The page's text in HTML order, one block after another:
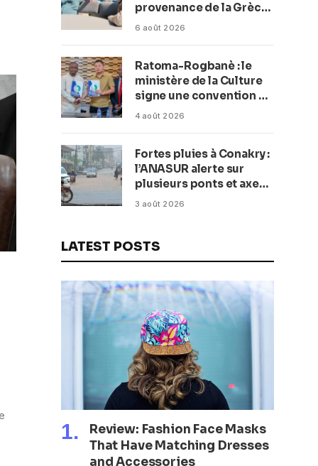
provenance de la Grèce
rassurent les Guinéens
6 août 2026
Ratoma-Rogbanè : le
ministère de la Culture
signe une convention de
42 millions de dollars
balnéaire
4 août 2026
Fortes pluies à Conakry :
l’ANASUR alerte sur
plusieurs ponts et axes
routiers
3 août 2026
LATEST POSTS
Review: Fashion Face Masks
That Have Matching Dresses
and Accessories